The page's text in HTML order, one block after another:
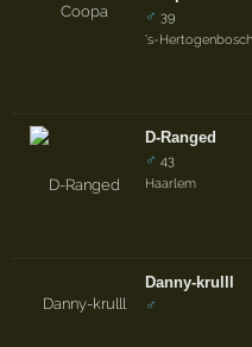
♂ 39
's-Hertogenbosch
D-Ranged
♂ 43
Haarlem
Danny-krulll
♂